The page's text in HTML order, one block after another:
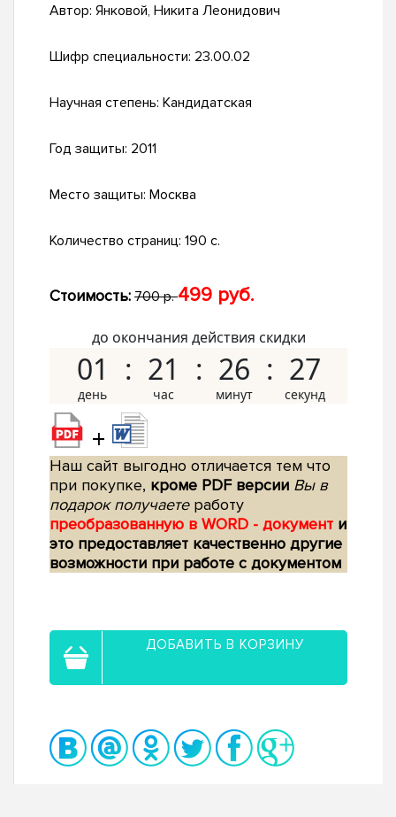
Автор: Янковой, Никита Леонидович
Шифр специальности: 23.00.02
Научная степень: Кандидатская
Год защиты: 2011
Место защиты: Москва
Количество страниц: 190 с.
Стоимость: 700 р.499 руб.
до окончания действия скидки
01 21 26 26
+
Наш сайт выгодно отличается тем что
при покупке, кроме PDF версии Вы в
подарок получаетеработу
преобразованную в WORD - документ и
это предоставляет качественно другие
возможности при работе с документом
ДОБАВИТЬ В КОРЗИНУ